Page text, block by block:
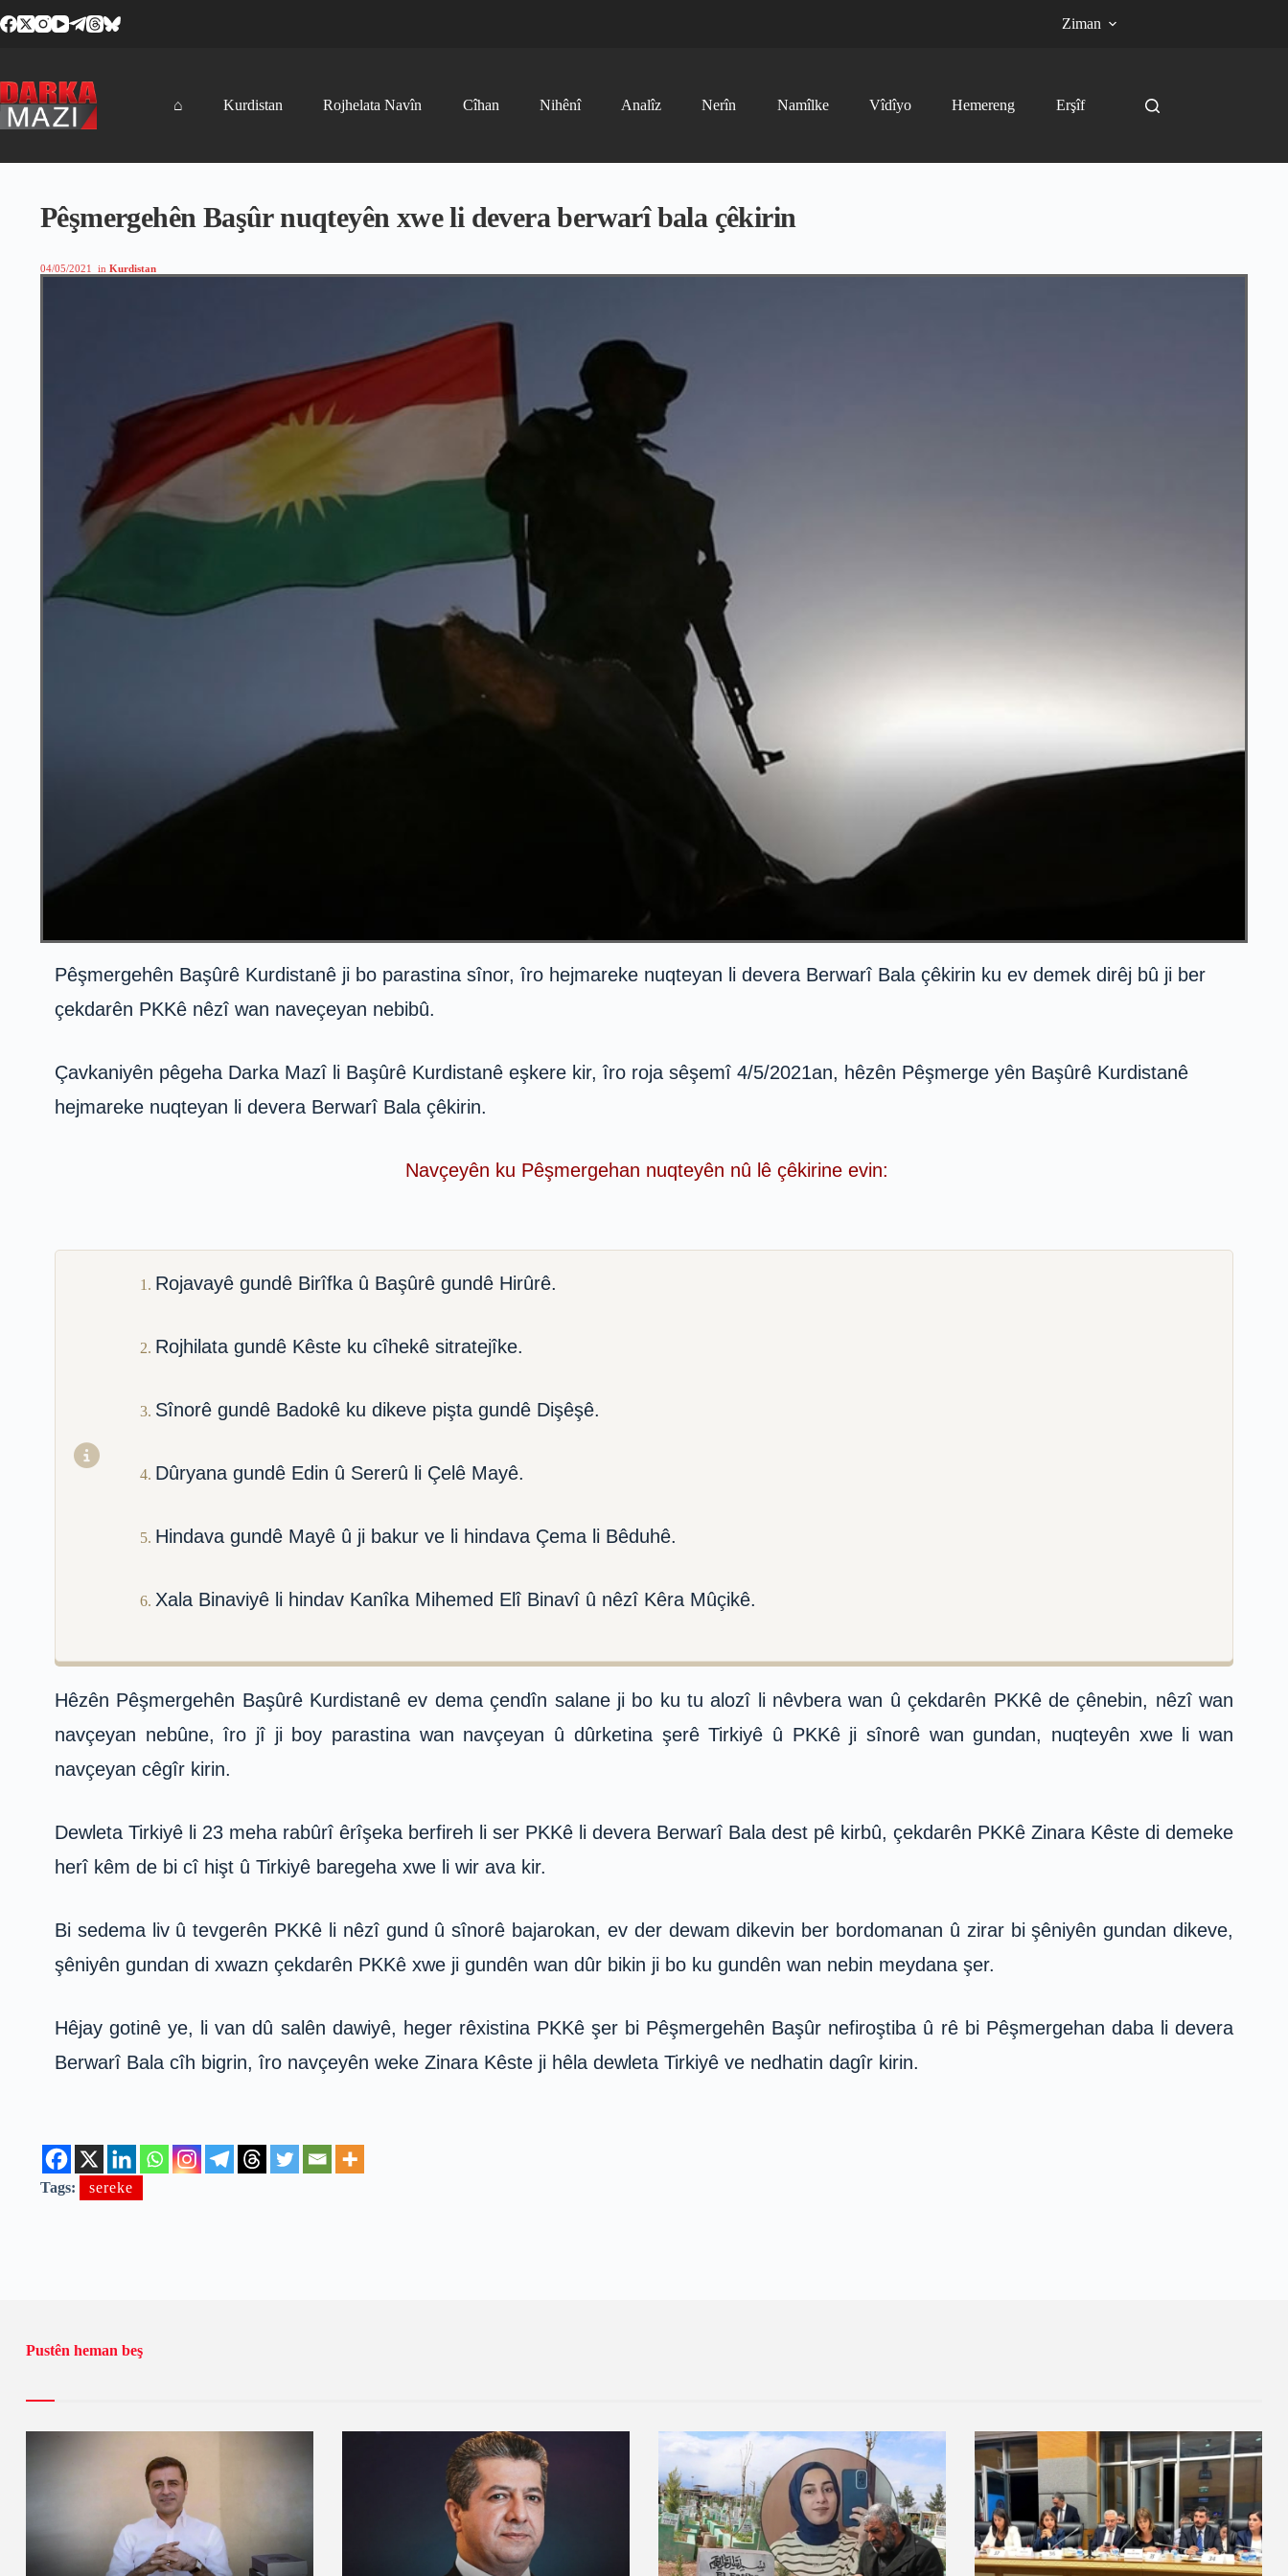
to
Ziman
⌂ Kurdistan Rojhelata Navîn Cîhan Nihênî Analîz Nerîn Namîlke Vîdîyo Hemereng Erşîf
Pêşmergehên Başûr nuqteyên xwe li devera berwarî bala çêkirin
04/05/2021 in Kurdistan
Pêşmergehên Başûrê Kurdistanê ji bo parastina sînor, îro hejmareke nuqteyan li devera Berwarî Bala çêkirin ku ev demek dirêj bû ji ber
çekdarên PKKê nêzî wan naveçeyan nebibû.
Çavkaniyên pêgeha Darka Mazî li Başûrê Kurdistanê eşkere kir, îro roja sêşemî 4/5/2021an, hêzên Pêşmerge yên Başûrê Kurdistanê
hejmareke nuqteyan li devera Berwarî Bala çêkirin.
Navçeyên ku Pêşmergehan nuqteyên nû lê çêkirine evin:
Rojavayê gundê Birîfka û Başûrê gundê Hirûrê.
Rojhilata gundê Kêste ku cîhekê sitratejîke.
Sînorê gundê Badokê ku dikeve pişta gundê Dişêşê.
Dûryana gundê Edin û Sererû li Çelê Mayê.
Hindava gundê Mayê û ji bakur ve li hindava Çema li Bêduhê.
Xala Binaviyê li hindav Kanîka Mihemed Elî Binavî û nêzî Kêra Mûçikê.
Hêzên Pêşmergehên Başûrê Kurdistanê ev dema çendîn salane ji bo ku tu alozî li nêvbera wan û çekdarên PKKê de çênebin, nêzî wan
navçeyan nebûne, îro jî ji boy parastina wan navçeyan û dûrketina şerê Tirkiyê û PKKê ji sînorê wan gundan, nuqteyên xwe li wan
navçeyan cêgîr kirin.
Dewleta Tirkiyê li 23 meha rabûrî êrîşeka berfireh li ser PKKê li devera Berwarî Bala dest pê kirbû, çekdarên PKKê Zinara Kêste di demeke
herî kêm de bi cî hişt û Tirkiyê baregeha xwe li wir ava kir.
Bi sedema liv û tevgerên PKKê li nêzî gund û sînorê bajarokan, ev der dewam dikevin ber bordomanan û zirar bi şêniyên gundan dikeve,
şêniyên gundan di xwazn çekdarên PKKê xwe ji gundên wan dûr bikin ji bo ku gundên wan nebin meydana şer.
Hêjay gotinê ye, li van dû salên dawiyê, heger rêxistina PKKê şer bi Pêşmergehên Başûr nefiroştiba û rê bi Pêşmergehan daba li devera
Berwarî Bala cîh bigrin, îro navçeyên weke Zinara Kêste ji hêla dewleta Tirkiyê ve nedhatin dagîr kirin.
Tags: sereke
Pustên heman beş